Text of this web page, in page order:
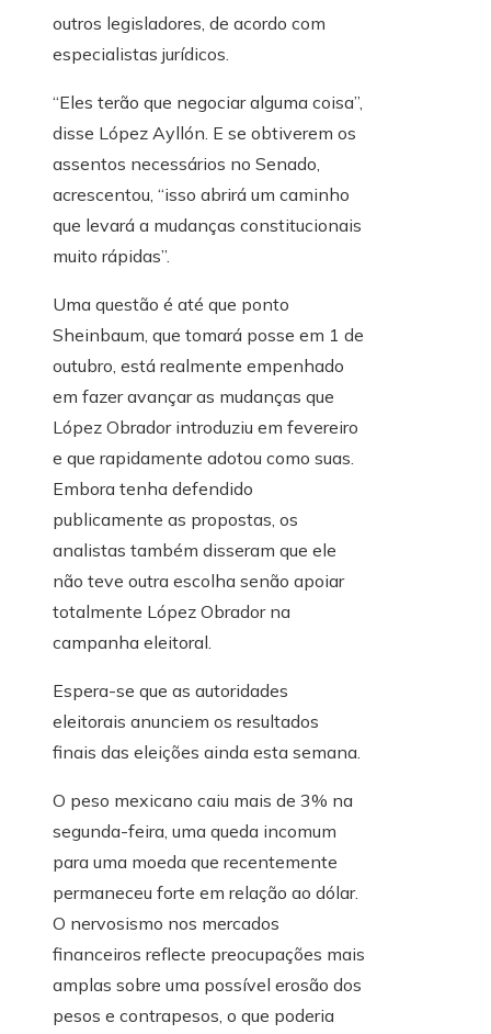
outros legisladores, de acordo com
especialistas jurídicos.
“Eles terão que negociar alguma coisa”,
disse López Ayllón. E se obtiverem os
assentos necessários no Senado,
acrescentou, “isso abrirá um caminho
que levará a mudanças constitucionais
muito rápidas”.
Uma questão é até que ponto
Sheinbaum, que tomará posse em 1 de
outubro, está realmente empenhado
em fazer avançar as mudanças que
López Obrador introduziu em fevereiro
e que rapidamente adotou como suas.
Embora tenha defendido
publicamente as propostas, os
analistas também disseram que ele
não teve outra escolha senão apoiar
totalmente López Obrador na
campanha eleitoral.
Espera-se que as autoridades
eleitorais anunciem os resultados
finais das eleições ainda esta semana.
O peso mexicano caiu mais de 3% na
segunda-feira, uma queda incomum
para uma moeda que recentemente
permaneceu forte em relação ao dólar.
O nervosismo nos mercados
financeiros reflecte preocupações mais
amplas sobre uma possível erosão dos
pesos e contrapesos, o que poderia